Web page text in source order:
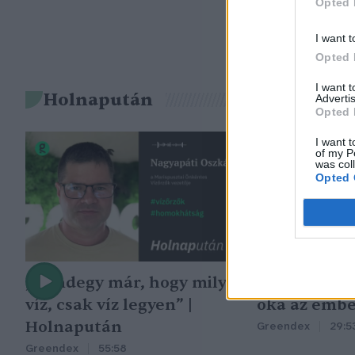
I want
Opted
I want
Opted
I want
of my
was
Opted
Holnapután
„Mindegy már, hogy milyen
víz, csak víz legyen” |
Holnapután
Greendex 55:58
oka az
Greendex